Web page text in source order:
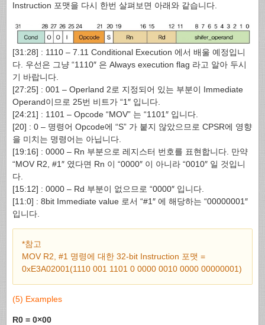
Instruction 포맷을 다시 한번 살펴보면 아래와 같습니다.
[31:28] : 1110 – 7.11 Conditional Execution 에서 배울 예정입니
다. 우선은 그냥 “1110″ 은 Always execution flag 라고 알아 두시
기 바랍니다.
[27:25] : 001 – Operland 2로 지정되어 있는 부분이 Immediate
Operand이므로 25번 비트가 “1″ 입니다.
[24:21] : 1101 – Opcode “MOV” 는 “1101″ 입니다.
[20] : 0 – 명령어 Opcode에 “S” 가 붙지 않았으므로 CPSR에 영향
을 미치는 명령어는 아닙니다.
[19:16] : 0000 – Rn 부분으로 레지스터 번호를 표현합니다. 만약
“MOV R2, #1″ 였다면 Rn 이 “0000″ 이 아니라 “0010″ 일 것입니
다.
[15:12] : 0000 – Rd 부분이 없으므로 “0000″ 입니다.
[11:0] : 8bit Immediate value 로서 “#1″ 에 해당하는 “00000001″
입니다.
*참고
MOV R2, #1 명령에 대한 32-bit Instruction 포맷 =
0xE3A02001(1110 001 1101 0 0000 0010 0000 00000001)
(5) Examples
R0 = 0×00